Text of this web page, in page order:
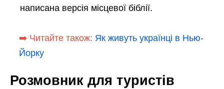
написана версія місцевої біблії.
➡️ Читайте також: Як живуть українці в Нью-
Йорку
Розмовник для туристів